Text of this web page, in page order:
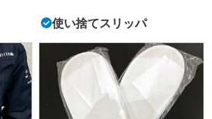
使い捨てスリッパ